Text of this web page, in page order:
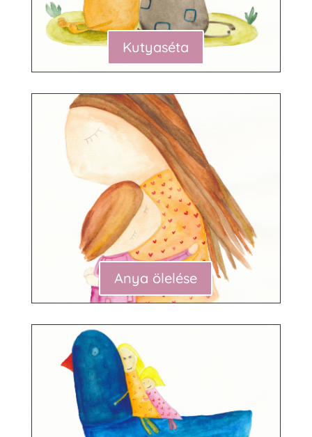
Kutyaséta
Anya ölelése